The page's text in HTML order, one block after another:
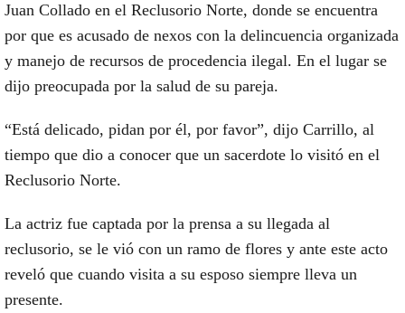
Juan Collado en el Reclusorio Norte, donde se encuentra
por que es acusado de nexos con la delincuencia organizada
y manejo de recursos de procedencia ilegal. En el lugar se
dijo preocupada por la salud de su pareja.
“Está delicado, pidan por él, por favor”, dijo Carrillo, al
tiempo que dio a conocer que un sacerdote lo visitó en el
Reclusorio Norte.
La actriz fue captada por la prensa a su llegada al
reclusorio, se le vió con un ramo de flores y ante este acto
reveló que cuando visita a su esposo siempre lleva un
presente.